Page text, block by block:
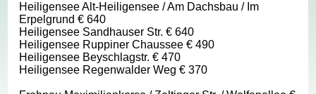
Heiligensee Alt-Heiligensee / Am Dachsbau / Im
Erpelgrund € 640
Heiligensee Sandhauser Str. € 640
Heiligensee Ruppiner Chaussee € 490
Heiligensee Beyschlagstr. € 470
Heiligensee Regenwalder Weg € 370